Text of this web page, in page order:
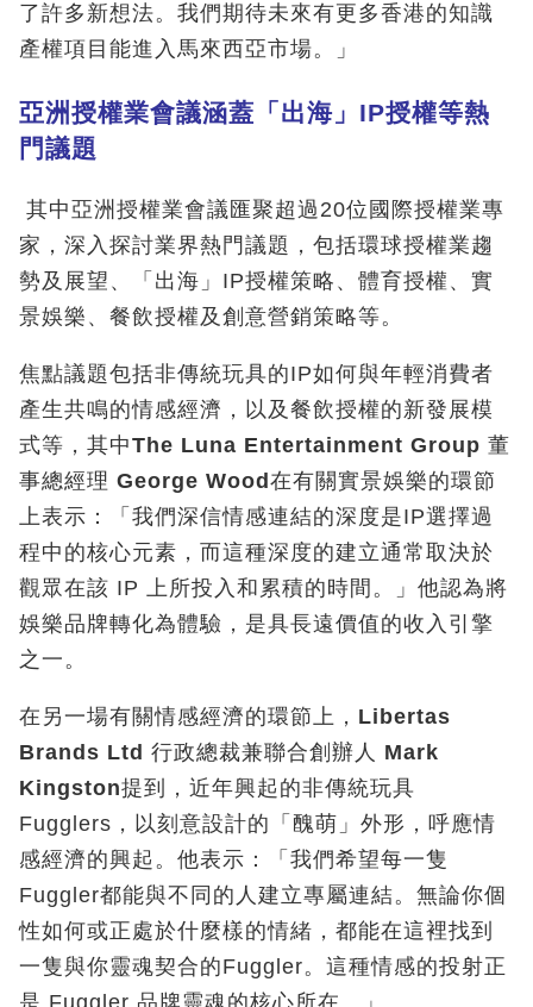
了許多新想法。我們期待未來有更多香港的知識
產權項目能進入馬來西亞市場。」
亞洲授權業會議涵蓋「出海」 IP授權等熱
門議題
其中亞洲授權業會議匯聚超過20位國際授權業專
家，深入探討業界熱門議題，包括環球授權業趨
勢及展望、「出海」IP授權策略、體育授權、實
景娛樂、餐飲授權及創意營銷策略等。
焦點議題包括非傳統玩具的IP如何與年輕消費者
產生共鳴的情感經濟，以及餐飲授權的新發展模
式等，其中The Luna Entertainment Group 董
事總經理 George Wood 在有關實景娛樂的環節
上表示：「我們深信情感連結的深度是IP選擇過
程中的核心元素，而這種深度的建立通常取決於
觀眾在該 IP 上所投入和累積的時間。」他認為將
娛樂品牌轉化為體驗，是具長遠價值的收入引擎
之一。
在另一場有關情感經濟的環節上， Libertas
Brands Ltd 行政總裁兼聯合創辦人 Mark
Kingston提到，近年興起的非傳統玩具
Fugglers，以刻意設計的「醜萌」外形，呼應情
感經濟的興起。他表示：「我們希望每一隻
Fuggler都能與不同的人建立專屬連結。無論你個
性如何或正處於什麼樣的情緒，都能在這裡找到
一隻與你靈魂契合的Fuggler。這種情感的投射正